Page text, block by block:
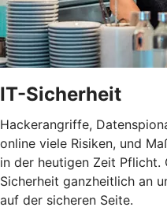
IT-Sicherheit
Hackerangriffe,
online viele Risiken, und
in der heutigen Zeit Pflicht.
Sicherheit ganzheitlich an
auf der sicheren Seite.